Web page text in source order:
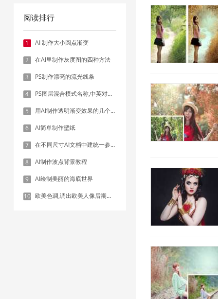
阅读排行
1 AI 制作大小圆点渐变
2 在AI里制作灰度图的四种方法
3 PS制作漂亮的流光线条
4 PS图层混合模式名称,中英对照表
5 用AI制作透明渐变效果的几个方法
6 AI简单制作壁纸
7 在不同尺寸AI文档中建统一参考线 - 方法1：对齐和分布
8 AI制作波点背景教程
9 AI绘制美丽的海底世界
10 欧美色调,调出欧美人像后期色调实例